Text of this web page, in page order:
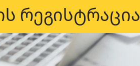
რეგისტრაცია